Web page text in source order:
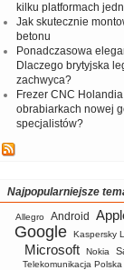
kilku platformach
Jak skutecznie
betonu
Ponadczasowa
Dlaczego brytyjska
zachwyca?
Frezer CNC
obrabiarkach nowej
specjalistów?
Najpopularniejsze
Allegro Android
Google Kaspersky
Microsoft Nokia
Telekomunikacja Polska